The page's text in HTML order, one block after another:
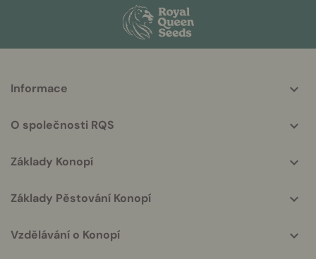
helpful
Informace
O společnosti RQS
Základy Konopí
Základy Pěstování Konopí
Vzdělávání o Konopí